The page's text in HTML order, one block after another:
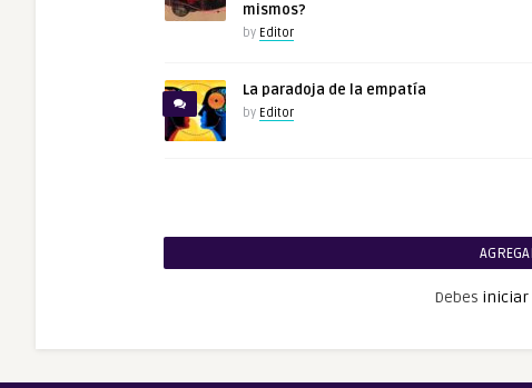
mismos?
by Editor
La paradoja de la empatía
by Editor
Debes iniciar